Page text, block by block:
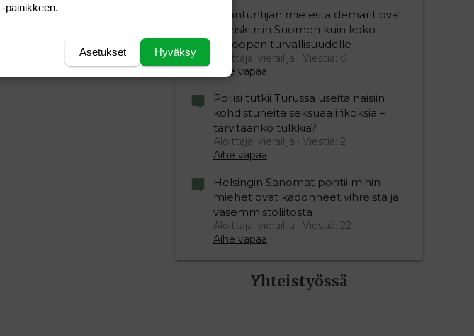
Asiantuntijan mielestä demarit ovat
iso riski niin Suomen kuin koko
Euroopan turvallisuudelle
Aloittaja: vierailija
Viestiä: 0
Aihe vapaa
Poliisi tutkii Turussa useita naisiin
kohdistuneita seksuaalirikoksia –
tarvitaanko tulkkia?
Aloittaja: vierailija
Viestiä: 2
Aihe vapaa
Helsingin Sanomat pohtii mihin
miehet ovat kadonneet vihreistä ja
vasemmistoliitosta
Aloittaja: vierailija
Viestiä: 22
Aihe vapaa
Yhteistyössä
-painikkeen.
Hyväksy
Asetukset